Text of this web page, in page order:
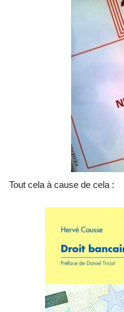
Tout cela à cause de cela :